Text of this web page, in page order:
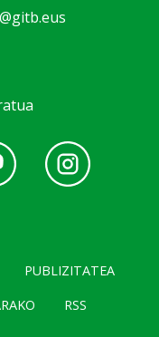
PUBLIZITATEA
RSS